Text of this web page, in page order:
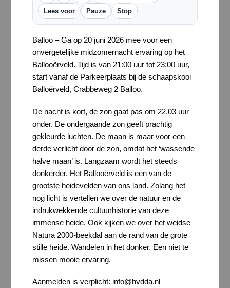
Lees voor Pauze Stop
Balloo – Ga op 20 juni 2026 mee voor een
onvergetelijke midzomernacht ervaring op het
Ballooërveld. Tijd is van 21:00 uur tot 23:00 uur,
start vanaf de Parkeerplaats bij de schaapskooi
Balloërveld, Crabbeweg 2 Balloo.
De nacht is kort, de zon gaat pas om 22.03 uur
onder. De ondergaande zon geeft prachtig
gekleurde luchten. De maan is maar voor een
derde verlicht door de zon, omdat het ‘wassende
halve maan’ is. Langzaam wordt het steeds
donkerder. Het Ballooërveld is een van de
grootste heidevelden van ons land. Zolang het
nog licht is vertellen we over de natuur en de
indrukwekkende cultuurhistorie van deze
immense heide. Ook kijken we over het weidse
Natura 2000-beekdal aan de rand van de grote
stille heide. Wandelen in het donker. Een niet te
missen mooie ervaring.
Aanmelden is verplicht: info@hvdda.nl